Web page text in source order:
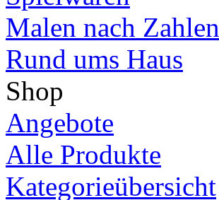
Malen nach Zahlen
Rund ums Haus
Shop
Angebote
Alle Produkte
Kategorieübersicht